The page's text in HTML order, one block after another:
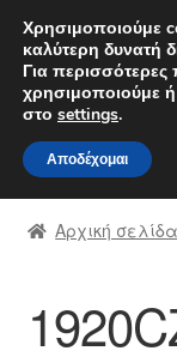
Δευτέρα-
Απευθείας
μετάβαση
στην
πλοήγηση
Μετάβαση
σε
περιεχόμενο
Αρχική
Διαδικασία
Επικοινωνία
Αρχική σελίδα
Χρησιμοποιούμε
καλύτερη δυνατή
Για
χρησιμοποιούμε ή
στο settings.
Αποδέχομαι